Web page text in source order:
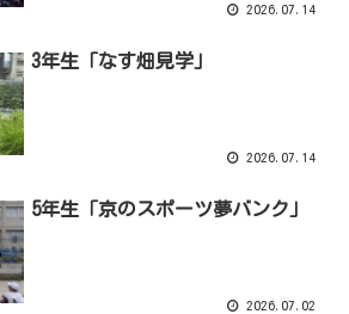
2026.07.14
3年生「なす畑見学」
2026.07.14
5年生「京のスポーツ夢バンク」
2026.07.02